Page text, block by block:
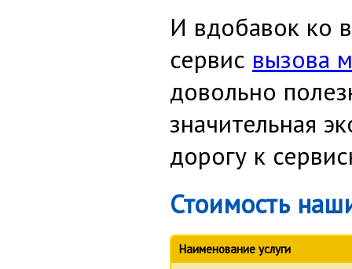
И вдобавок ко
сервис вызова
довольно
значительная
дорогу к
Стоимость
Наименование услуги